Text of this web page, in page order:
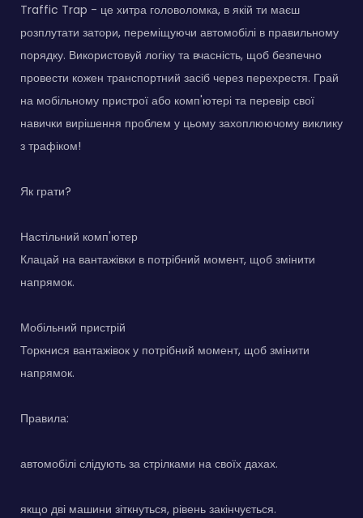
Traffic Trap - це хитра головоломка, в якій ти маєш
розплутати затори, переміщуючи автомобілі в правильному
порядку. Використовуй логіку та вчасність, щоб безпечно
провести кожен транспортний засіб через перехрестя. Грай
на мобільному пристрої або комп'ютері та перевір свої
навички вирішення проблем у цьому захоплюючому виклику
з трафіком!
Як грати?
Настільний комп'ютер
Клацай на вантажівки в потрібний момент, щоб змінити
напрямок.
Мобільний пристрій
Торкнися вантажівок у потрібний момент, щоб змінити
напрямок.
Правила:
автомобілі слідують за стрілками на своїх дахах.
якщо дві машини зіткнуться, рівень закінчується.